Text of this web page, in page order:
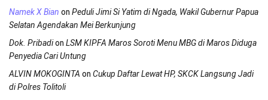
Namek X Bian on Peduli Jimi Si Yatim di Ngada, Wakil Gubernur Papua
Selatan Agendakan Mei Berkunjung
Dok. Pribadion LSM KIPFA Maros Soroti Menu MBG di Maros Diduga
Penyedia Cari Untung
ALVIN MOKOGINTA on Cukup Daftar Lewat HP, SKCK Langsung Jadi
di Polres Tolitoli